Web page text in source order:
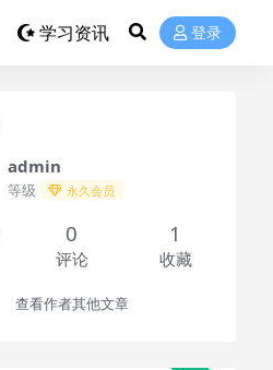
学习资讯 登录
admin
等级 永久会员
0
评论
1
收藏
查看作者其他文章